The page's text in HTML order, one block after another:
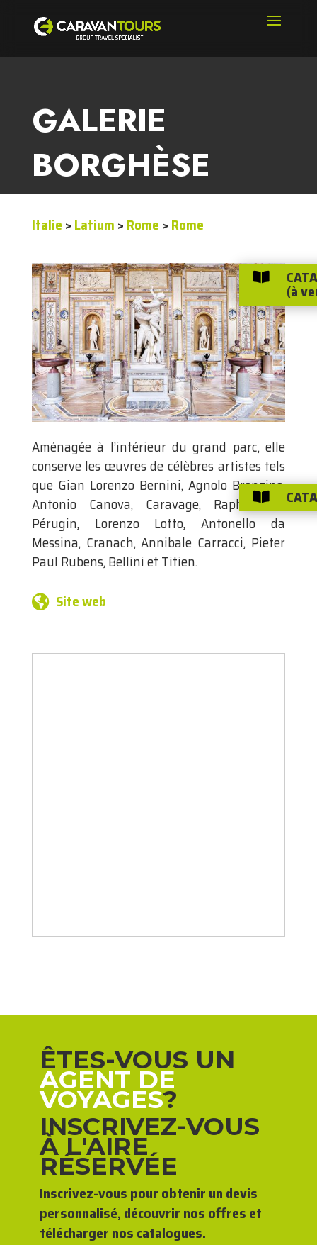
GALERIE
BORGHÈSE
Italie > Latium > Rome > Rome
Aménagée à l’intérieur du grand parc, elle
conserve les œuvres de célèbres artistes tels
que Gian Lorenzo Bernini, Agnolo Bronzino,
Antonio Canova, Caravage, Raphaël, le
Pérugin, Lorenzo Lotto, Antonello da
Messina, Cranach, Annibale Carracci, Pieter
Paul Rubens, Bellini et Titien.
Site web
ÊTES-VOUS UN
AGENT DE
VOYAGES?
INSCRIVEZ-VOUS
À L'AIRE
RÉSERVÉE
Inscrivez-vous pour obtenir un devis
personnalisé, découvrir nos offres et
télécharger nos catalogues.

(à
